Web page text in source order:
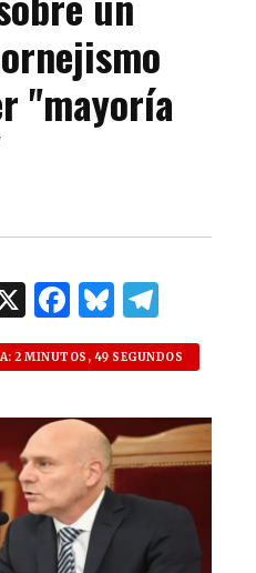
"mayoría
X F
a
c
e
b
o
o
k
B
lu
es
k
y
el
e
g
ra
m
2 MINUTOS, 49 SEGUNDOS